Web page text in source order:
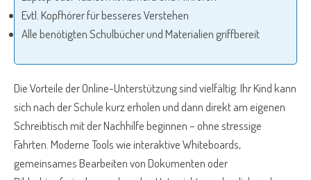
Evtl. Kopfhörer für besseres Verstehen
Alle benötigten Schulbücher und Materialien griffbereit
Die Vorteile der Online-Unterstützung sind vielfältig: Ihr Kind kann
sich nach der Schule kurz erholen und dann direkt am eigenen
Schreibtisch mit der Nachhilfe beginnen – ohne stressige
Fahrten. Moderne Tools wie interaktive Whiteboards,
gemeinsames Bearbeiten von Dokumenten oder